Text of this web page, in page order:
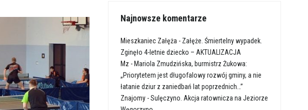
Najnowsze komentarze
Mieszkaniec Załęża - Załęże. Śmiertelny wypadek.
Zginęło 4-letnie dziecko – AKTUALIZACJA
Mz - Mariola Zmudzińska, burmistrz Żukowa:
„Priorytetem jest długofalowy rozwój gminy, a nie
łatanie dziur z zaniedbań lat poprzednich…”
Znajomy -Sulęczyno. Akcja ratownicza na Jeziorze